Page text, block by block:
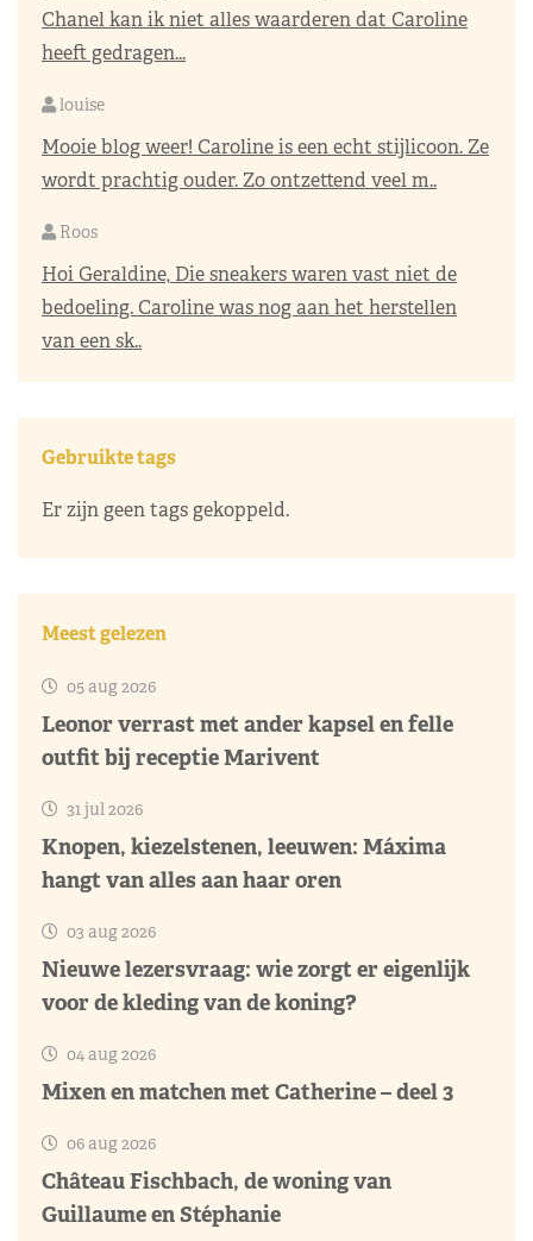
Chanel kan ik niet alles waarderen dat Caroline
heeft gedragen...
louise
Mooie blog weer! Caroline is een echt stijlicoon. Ze
wordt prachtig ouder. Zo ontzettend veel m..
Roos
Hoi Geraldine, Die sneakers waren vast niet de
bedoeling. Caroline was nog aan het herstellen
van een sk..
Gebruikte tags
Er zijn geen tags gekoppeld.
Meest gelezen
05 aug 2026
Leonor verrast met ander kapsel en felle
outfit bij receptie Marivent
31 jul 2026
Knopen, kiezelstenen, leeuwen: Máxima
hangt van alles aan haar oren
03 aug 2026
Nieuwe lezersvraag: wie zorgt er eigenlijk
voor de kleding van de koning?
04 aug 2026
Mixen en matchen met Catherine – deel 3
06 aug 2026
Château Fischbach, de woning van
Guillaume en Stéphanie